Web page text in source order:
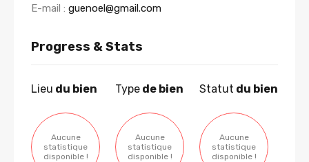
E-mail : guenoel@gmail.com
Progress & Stats
Lieu du bien
Aucune
statistique
disponible !
Type de bien
Aucune
statistique
disponible !
Statut du bien
Aucune
statistique
disponible !